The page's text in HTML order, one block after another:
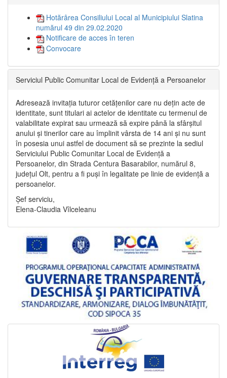
Hotărârea Consiliului Local al Municipiului Slatina
numărul 49 din 29.02.2020
Notificare de acces în teren
Convocare
Serviciul Public Comunitar Local de Evidență a Persoanelor
Adresează invitația tuturor cetățenilor care nu dețin acte de
identitate, sunt titulari ai actelor de identitate cu termenul de
valabilitate expirat sau urmează să expire până la sfârșitul
anului și tinerilor care au împlinit vârsta de 14 ani și nu sunt
în posesia unui astfel de document să se prezinte la sediul
Serviciului Public Comunitar Local de Evidență a
Persoanelor, din Strada Centura Basarabilor, numărul 8,
județul Olt, pentru a fi puși în legalitate pe linie de evidență a
persoanelor.
Șef serviciu,
Elena-Claudia Vîlceleanu